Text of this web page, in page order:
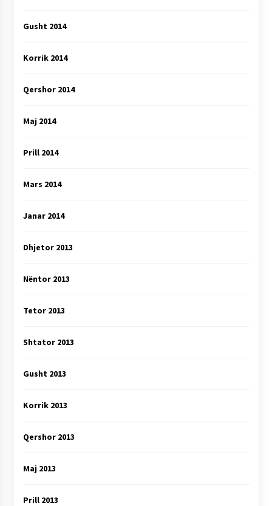
Gusht 2014
Korrik 2014
Qershor 2014
Maj 2014
Prill 2014
Mars 2014
Janar 2014
Dhjetor 2013
Nëntor 2013
Tetor 2013
Shtator 2013
Gusht 2013
Korrik 2013
Qershor 2013
Maj 2013
Prill 2013